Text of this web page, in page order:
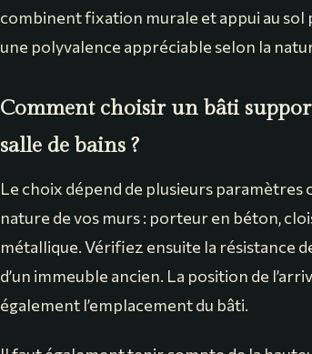
combinent fixation murale et appui au
une polyvalence appréciable selon la
Comment choisir un bâti
salle de bains ?
Le choix dépend de plusieurs
nature de vos murs : porteur en béton,
métallique. Vérifiez ensuite la résistance
d’un immeuble ancien. La position de
également l’emplacement du bâti.